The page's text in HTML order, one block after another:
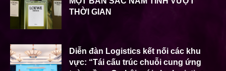
THỜI GIAN
Diễn đàn Logistics kết nối các khu
vực: “Tái cấu trúc chuỗi cung ứng